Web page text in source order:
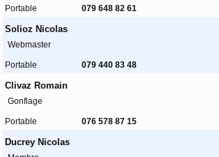
Portable 079 648 82 61
Solioz Nicolas
Webmaster
Portable 079 440 83 48
Clivaz Romain
Gonflage
Portable 076 578 87 15
Ducrey Nicolas